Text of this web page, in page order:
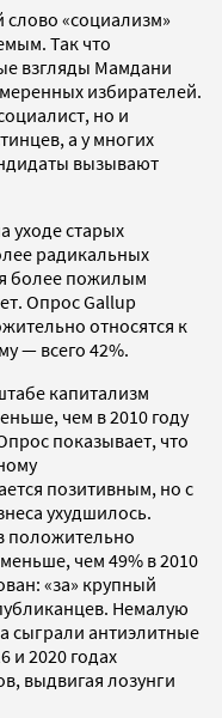
«социализм»
Так что
взгляды Мамдани
избирателей.
но и
а у многих
вызывают
уходе старых
радикальных
более пожилым
Опрос Gallup
относятся к
— всего 42%.
капитализм
чем в 2010 году
показывает, что
позитивным, но с
ухудшилось.
положительно
чем 49% в 2010
«за» крупный
Немалую
сыграли антиэлитные
и 2020 годах
выдвигая лозунги